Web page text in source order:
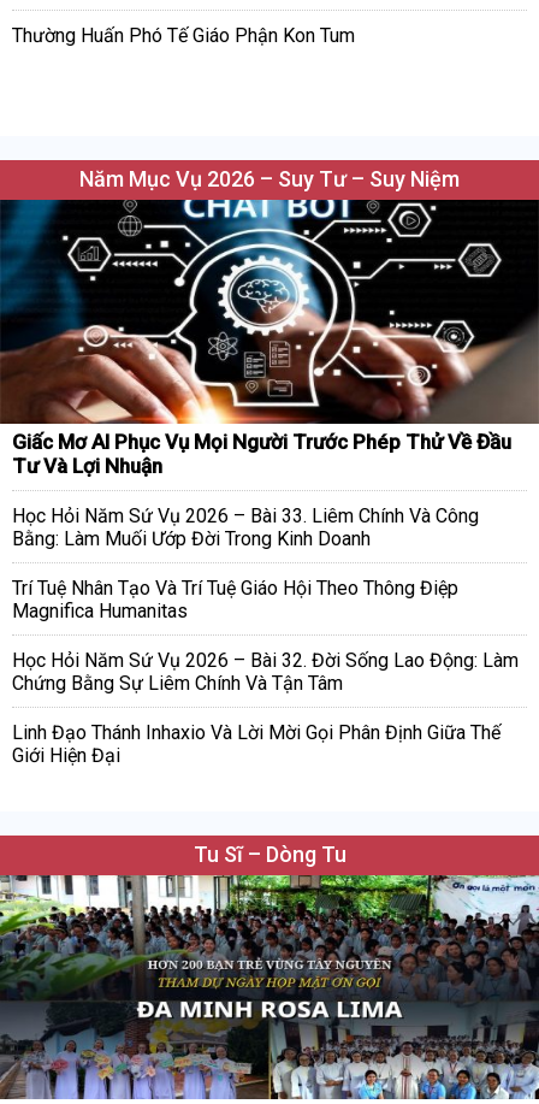
Thường Huấn Phó Tế Giáo Phận Kon Tum
Năm Mục Vụ 2026 – Suy Tư – Suy Niệm
Giấc Mơ AI Phục Vụ Mọi Người Trước Phép Thử Về Đầu
Tư Và Lợi Nhuận
Học Hỏi Năm Sứ Vụ 2026 – Bài 33. Liêm Chính Và Công
Bằng: Làm Muối Ướp Đời Trong Kinh Doanh
Trí Tuệ Nhân Tạo Và Trí Tuệ Giáo Hội Theo Thông Điệp
Magnifica Humanitas
Học Hỏi Năm Sứ Vụ 2026 – Bài 32. Đời Sống Lao Động: Làm
Chứng Bằng Sự Liêm Chính Và Tận Tâm
Linh Đạo Thánh Inhaxio Và Lời Mời Gọi Phân Định Giữa Thế
Giới Hiện Đại
Tu Sĩ – Dòng Tu